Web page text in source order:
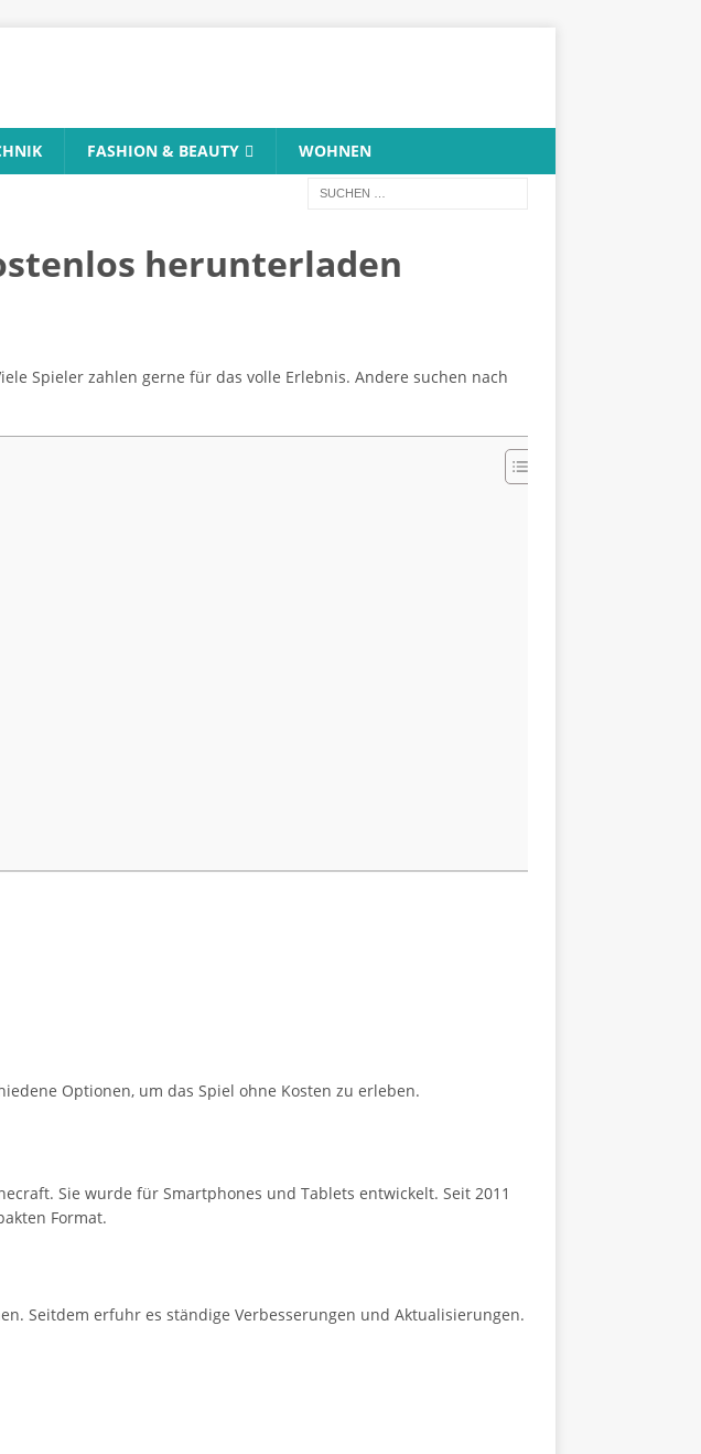
FASHION & BEAUTY WOHNEN
herunterladen
Spieler zahlen gerne für das volle Erlebnis. Andere suchen nach
Optionen, um das Spiel ohne Kosten zu erleben.
Sie wurde für Smartphones und Tablets entwickelt. Seit 2011
Format.
Seitdem erfuhr es ständige Verbesserungen und Aktualisierungen.